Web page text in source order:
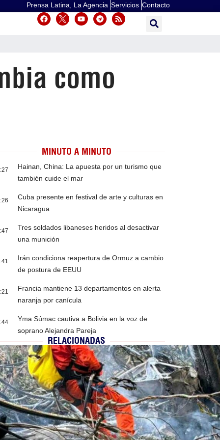
Prensa Latina, La Agencia Servicios Contacto
como
MINUTO A MINUTO
Hainan, China: La apuesta por un turismo que
también cuide el mar
Cuba presente en festival de arte y culturas en
Nicaragua
Tres soldados libaneses heridos al desactivar
una munición
Irán condiciona reapertura de Ormuz a cambio
de postura de EEUU
Francia mantiene 13 departamentos en alerta
naranja por canícula
Yma Súmac cautiva a Bolivia en la voz de
soprano Alejandra Pareja
RELACIONADAS